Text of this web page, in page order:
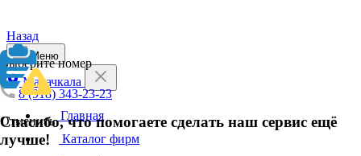
Назад
Выберите номер
8 (918) 343-23-23
Отменить
Спасибо, что помогаете сделать наш сервис ещё
лучше!
Меню
Махачкала
Главная
Каталог фирм